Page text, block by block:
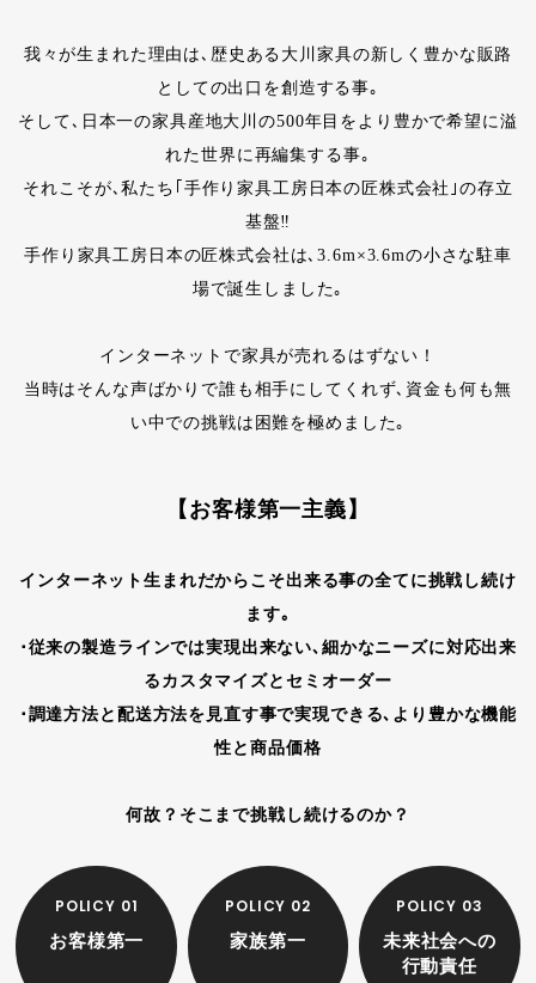
我々が生まれた理由は､歴史ある大川家具の新しく豊かな販路
としての出口を創造する事｡
そして､日本一の家具産地大川の500年目をより豊かで希望に溢
れた世界に再編集する事｡
それこそが､私たち｢手作り家具工房日本の匠株式会社｣の存立
基盤‼
手作り家具工房日本の匠株式会社は､3.6m×3.6mの小さな駐車
場で誕生しました｡
インターネットで家具が売れるはずない！
当時はそんな声ばかりで誰も相手にしてくれず､資金も何も無
い中での挑戦は困難を極めました｡
【お客様第一主義】
インターネット生まれだからこそ出来る事の全てに挑戦し続け
ます｡
･従来の製造ラインでは実現出来ない､細かなニーズに対応出来
るカスタマイズとセミオーダー
･調達方法と配送方法を見直す事で実現できる､より豊かな機能
性と商品価格
何故？そこまで挑戦し続けるのか？
POLICY 01
お客様第一
POLICY 02
家族第一
POLICY 03
未来社会への
行動責任